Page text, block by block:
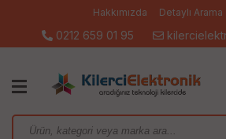
Hakkımızda Detaylı Arama
0212 659 01 95